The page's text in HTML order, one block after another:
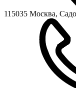
115035 Москва,